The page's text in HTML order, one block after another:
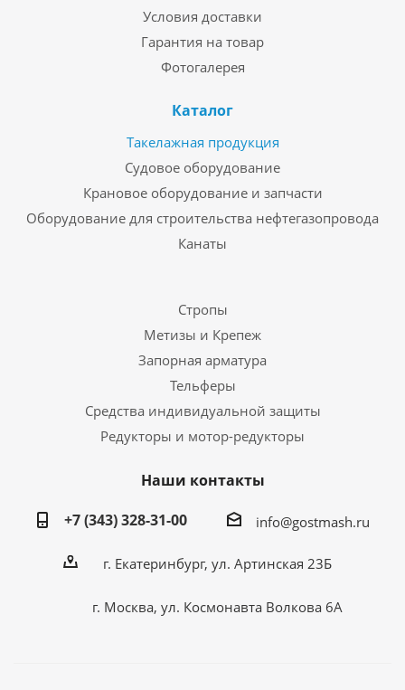
Условия доставки
Гарантия на товар
Фотогалерея
Каталог
Такелажная продукция
Судовое оборудование
Крановое оборудование и запчасти
Оборудование для строительства нефтегазопровода
Канаты
Стропы
Метизы и Крепеж
Запорная арматура
Тельферы
Средства индивидуальной защиты
Редукторы и мотор-редукторы
Наши контакты
+7 (343) 328-31-00
info@gostmash.ru
г. Екатеринбург, ул. Артинская 23Б
г. Москва, ул. Космонавта Волкова 6А